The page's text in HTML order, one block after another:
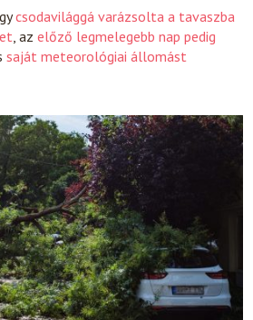
csodavilággá varázsolta a tavaszba
, azelőző legmelegebb nap pedig
saját meteorológiai állomást